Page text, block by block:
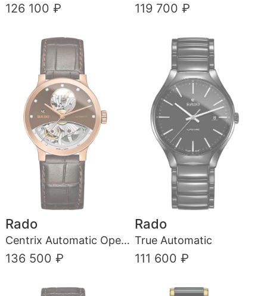
126 100 ₽ 119 700 ₽
Rado
Centrix Automatic Open Heart
136 500 ₽
Rado
True Automatic
111 600 ₽